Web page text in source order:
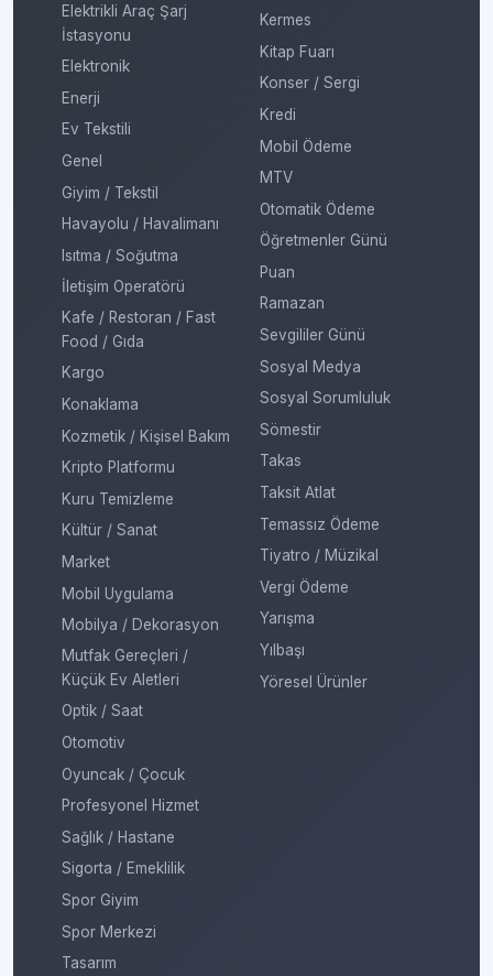
Elektrikli Araç Şarj
İstasyonu
Elektronik
Enerji
Ev Tekstili
Genel
Giyim / Tekstil
Havayolu / Havalimanı
Isıtma / Soğutma
İletişim Operatörü
Kafe / Restoran / Fast
Food / Gıda
Kargo
Konaklama
Kozmetik / Kişisel Bakım
Kripto Platformu
Kuru Temizleme
Kültür / Sanat
Market
Mobil Uygulama
Mobilya / Dekorasyon
Mutfak Gereçleri /
Küçük Ev Aletleri
Optik / Saat
Otomotiv
Oyuncak / Çocuk
Profesyonel Hizmet
Sağlık / Hastane
Sigorta / Emeklilik
Spor Giyim
Spor Merkezi
Tasarım
Kermes
Kitap Fuarı
Konser / Sergi
Kredi
Mobil Ödeme
MTV
Otomatik Ödeme
Öğretmenler Günü
Puan
Ramazan
Sevgililer Günü
Sosyal Medya
Sosyal Sorumluluk
Sömestir
Takas
Taksit Atlat
Temassız Ödeme
Tiyatro / Müzikal
Vergi Ödeme
Yarışma
Yılbaşı
Yöresel Ürünler